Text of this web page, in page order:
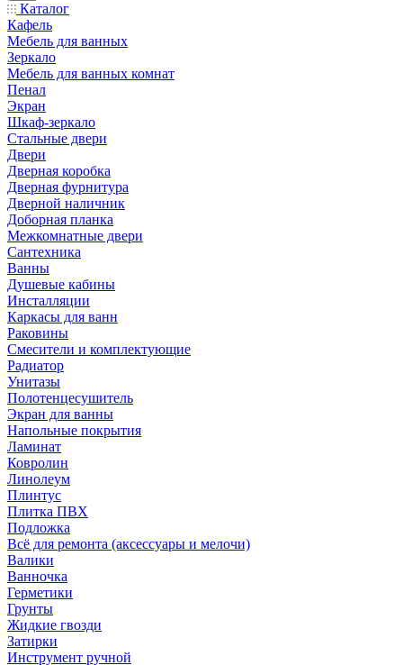
Каталог
Кафель
Мебель для ванных
Зеркало
Мебель для ванных комнат
Пенал
Экран
Шкаф-зеркало
Стальные двери
Двери
Дверная коробка
Дверная фурнитура
Дверной наличник
Доборная планка
Межкомнатные двери
Сантехника
Ванны
Душевые кабины
Инсталляции
Каркасы для ванн
Раковины
Смесители и комплектующие
Радиатор
Унитазы
Полотенцесушитель
Экран для ванны
Напольные покрытия
Ламинат
Ковролин
Линолеум
Плинтус
Плитка ПВХ
Подложка
Всё для ремонта (аксессуары и мелочи)
Валики
Ванночка
Герметики
Грунты
Жидкие гвозди
Затирки
Инструмент ручной